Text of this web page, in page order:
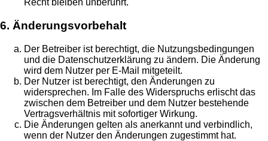
Recht bleiben unberührt.
6. Änderungsvorbehalt
Der Betreiber ist berechtigt, die Nutzungsbedingungen
und die Datenschutzerklärung zu ändern. Die Änderung
wird dem Nutzer per E-Mail mitgeteilt.
Der Nutzer ist berechtigt, den Änderungen zu
widersprechen. Im Falle des Widerspruchs erlischt das
zwischen dem Betreiber und dem Nutzer bestehende
Vertragsverhältnis mit sofortiger Wirkung.
Die Änderungen gelten als anerkannt und verbindlich,
wenn der Nutzer den Änderungen zugestimmt hat.